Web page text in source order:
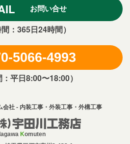
お問い合せ
間：365日24時間）
5066-4993
：平日8:00〜18:00）
会社 - 内装工事・外装工事・外構工事
Komuten